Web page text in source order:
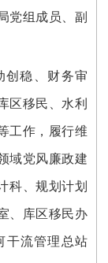
党组成员 、副
创稳、 财务审
区移民、水利
工作，履行维
域党风廉政建
科、规划计划
、库区移民办
干流管理总站